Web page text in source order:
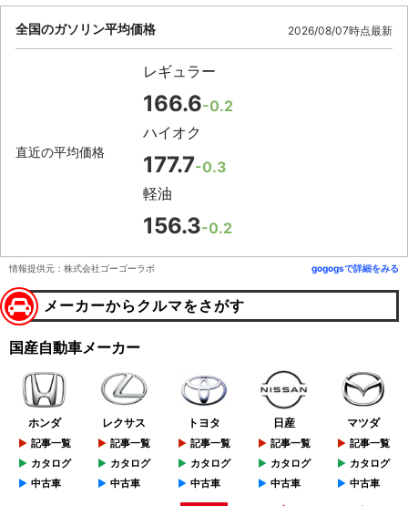
全国のガソリン平均価格 2026/08/07時点最新
直近の平均価格
レギュラー
166.6-0.2
ハイオク
177.7-0.3
軽油
156.3-0.2
情報提供元：株式会社ゴーゴーラボ gogogsで詳細をみる
メーカーからクルマをさがす
国産自動車メーカー
ホンダ
記事一覧
カタログ
中古車
レクサス
記事一覧
カタログ
中古車
トヨタ
記事一覧
カタログ
中古車
日産
記事一覧
カタログ
中古車
マツダ
記事一覧
カタログ
中古車